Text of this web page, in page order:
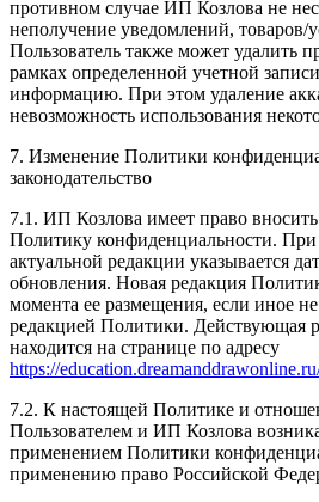
противном случае ИП Козлова не
неполучение уведомлений, товаров/
Пользователь также может удалить
рамках определенной учетной
информацию. При этом удаление
невозможность использования
7. Изменение Политики
законодательство
7.1. ИП Козлова имеет право
Политику конфиденциальности.
актуальной редакции указывается
обновления. Новая редакция
момента ее размещения, если иное
редакцией Политики. Действующая
находится на странице по адресу
https://
7.2. К настоящей Политике и
Пользователем и ИП Козлова
применением Политики
применению право Российской